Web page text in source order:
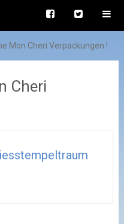
Mon Cheri Verpackungen !
Cheri